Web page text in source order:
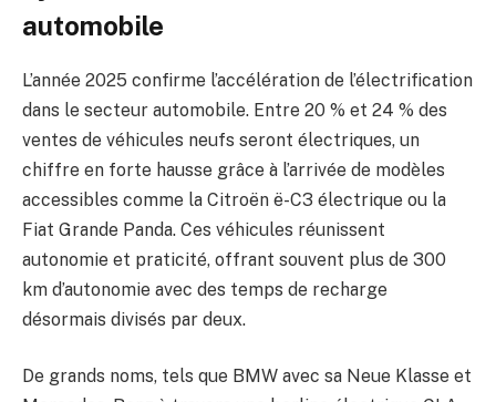
automobile
L’année 2025 confirme l’accélération de l’électrification
dans le secteur automobile. Entre 20 % et 24 % des
ventes de véhicules neufs seront électriques, un
chiffre en forte hausse grâce à l’arrivée de modèles
accessibles comme la Citroën ë-C3 électrique ou la
Fiat Grande Panda. Ces véhicules réunissent
autonomie et praticité, offrant souvent plus de 300
km d’autonomie avec des temps de recharge
désormais divisés par deux.
De grands noms, tels que BMW avec sa Neue Klasse et